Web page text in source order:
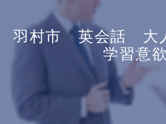
羽村市 英会話 大
学習意欲